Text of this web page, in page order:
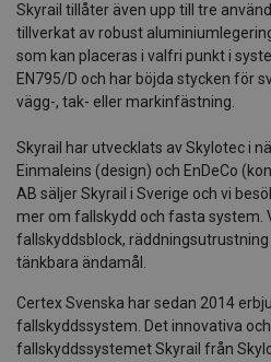
Skyrail tillåter även upp till tre
tillverkat av robust
som kan placeras i valfri punkt i
EN795/D och har böjda stycken för
vägg-, tak- eller markinfästning.
Skyrail har utvecklats av Skylotec i
Einmaleins (design) och EnDeCo
AB säljer Skyrail i Sverige och vi
mer om fallskydd och fasta system.
fallskyddsblock,
tänkbara ändamål.
Certex Svenska har sedan 2014
fallskyddssystem. Det innovativa
fallskyddssystemet Skyrail från